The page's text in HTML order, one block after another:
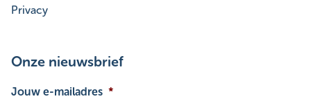
Privacy
Onze nieuwsbrief
Jouw e-mailadres *